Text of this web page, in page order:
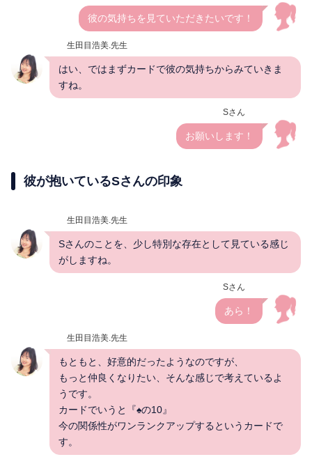
彼の気持ちを見ていただきたいです！
生田目浩美.先生
はい、ではまずカードで彼の気持ちからみていきま
すね。
Sさん
お願いします！
彼が抱いているSさんの印象
生田目浩美.先生
Sさんのことを、少し特別な存在として見ている感じ
がしますね。
Sさん
あら！
生田目浩美.先生
もともと、好意的だったようなのですが、
もっと仲良くなりたい、そんな感じで考えているよ
うです。
カードでいうと『♠の10』
今の関係性がワンランクアップするというカードで
す。